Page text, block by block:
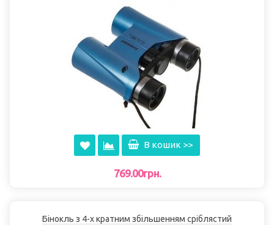
В кошик >>
769.00грн.
Бінокль з 4-х кратним збільшенням сріблястий